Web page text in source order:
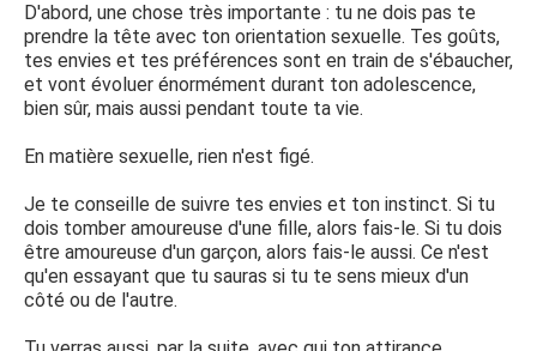
D'abord, une chose très importante : tu ne dois pas te
prendre la tête avec ton orientation sexuelle. Tes goûts,
tes envies et tes préférences sont en train de s'ébaucher,
et vont évoluer énormément durant ton adolescence,
bien sûr, mais aussi pendant toute ta vie.
En matière sexuelle, rien n'est figé.
Je te conseille de suivre tes envies et ton instinct. Si tu
dois tomber amoureuse d'une fille, alors fais-le. Si tu dois
être amoureuse d'un garçon, alors fais-le aussi. Ce n'est
qu'en essayant que tu sauras si tu te sens mieux d'un
côté ou de l'autre.